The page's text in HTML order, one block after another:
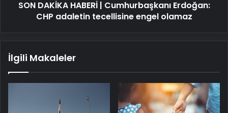
engelSON DAKİKA HABERİ | Cumhurbaşkanı Erdoğan:
CHP adaletin tecellisine engel olamaz
İlgili Makaleler